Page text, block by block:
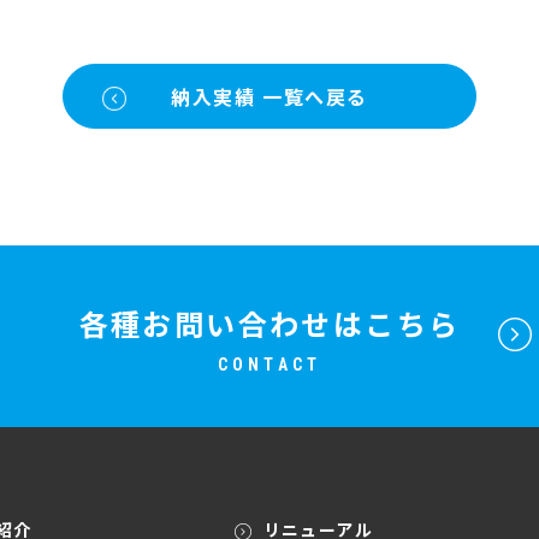
納入実績 一覧へ戻る
各種お問い合わせはこちら
CONTACT
介 リニューアル